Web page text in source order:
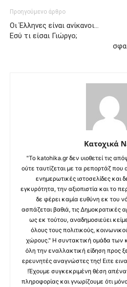
Προηγούμενο άρθρο
Οι Έλληνες είναι ανίκανοι…
Εσύ τι είσαι Γιώργο;
Κατοχικά
"Το katohika.gr δεν υιοθετεί τις
ούτε ταυτίζεται με τα ρεπορτάζ που
ενημερωτικές ιστοσελίδες και
εγκυρότητα, την αξιοπιστία και το
δε φέρει καμία ευθύνη εκ του
ασπάζεται βαθιά, τις Δημοκρατικές
ως εκ τούτου, αναδημοσιεύει
όλους τους πολιτικούς,
χώρους." Η συντακτική ομάδα των
όλη την εναλλακτική είδηση προς
ερευνητές αναγνώστες της! Ειτε
!Έχουμε συγκεκριμένη θέση
πληροφορίας και γνωρίζουμε ότι